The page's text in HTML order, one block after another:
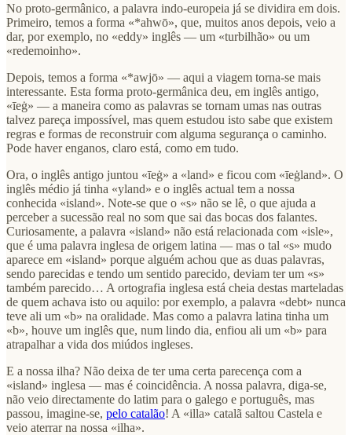
No proto-germânico, a palavra indo-europeia já se dividira em dois.
Primeiro, temos a forma «*ahwō», que, muitos anos depois, veio a
dar, por exemplo, no «eddy» inglês — um «turbilhão» ou um
«redemoinho».
Depois, temos a forma «*awjō» — aqui a viagem torna-se mais
interessante. Esta forma proto-germânica deu, em inglês antigo,
«īeġ» — a maneira como as palavras se tornam umas nas outras
talvez pareça impossível, mas quem estudou isto sabe que existem
regras e formas de reconstruir com alguma segurança o caminho.
Pode haver enganos, claro está, como em tudo.
Ora, o inglês antigo juntou «īeġ» a «land» e ficou com «īeġland». O
inglês médio já tinha «yland» e o inglês actual tem a nossa
conhecida «island». Note-se que o «s» não se lê, o que ajuda a
perceber a sucessão real no som que sai das bocas dos falantes.
Curiosamente, a palavra «island» não está relacionada com «isle»,
que é uma palavra inglesa de origem latina — mas o tal «s» mudo
aparece em «island» porque alguém achou que as duas palavras,
sendo parecidas e tendo um sentido parecido, deviam ter um «s»
também parecido… A ortografia inglesa está cheia destas marteladas
de quem achava isto ou aquilo: por exemplo, a palavra «debt» nunca
teve ali um «b» na oralidade. Mas como a palavra latina tinha um
«b», houve um inglês que, num lindo dia, enfiou ali um «b» para
atrapalhar a vida dos miúdos ingleses.
E a nossa ilha? Não deixa de ter uma certa parecença com a
«island» inglesa — mas é coincidência. A nossa palavra, diga-se,
não veio directamente do latim para o galego e português, mas
passou, imagine-se, pelo catalão! A «illa» catalã saltou Castela e
veio aterrar na nossa «ilha».